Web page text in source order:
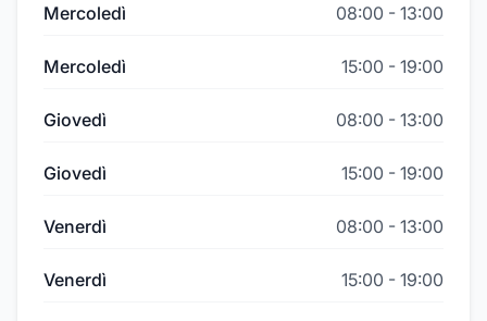
Mercoledì 08:00 - 13:00
Mercoledì 15:00 - 19:00
Giovedì 08:00 - 13:00
Giovedì 15:00 - 19:00
Venerdì 08:00 - 13:00
Venerdì 15:00 - 19:00